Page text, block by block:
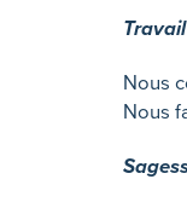
Nous
Nous